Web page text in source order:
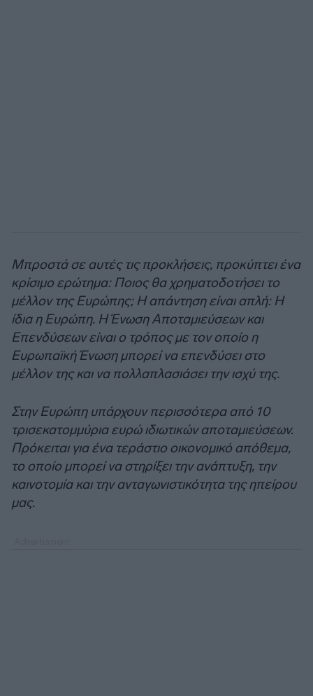
Μπροστά σε αυτές τις προκλήσεις, προκύπτει ένα
κρίσιμο ερώτημα: Ποιος θα χρηματοδοτήσει το
μέλλον της Ευρώπης; Η απάντηση είναι απλή: Η
ίδια η Ευρώπη. Η Ένωση Αποταμιεύσεων και
Επενδύσεων είναι ο τρόπος με τον οποίο η
Ευρωπαϊκή Ένωση μπορεί να επενδύσει στο
μέλλον της και να πολλαπλασιάσει την ισχύ της.
Στην Ευρώπη υπάρχουν περισσότερα από 10
τρισεκατομμύρια ευρώ ιδιωτικών αποταμιεύσεων.
Πρόκειται για ένα τεράστιο οικονομικό απόθεμα,
το οποίο μπορεί να στηρίξει την ανάπτυξη, την
καινοτομία και την ανταγωνιστικότητα της ηπείρου
μας.